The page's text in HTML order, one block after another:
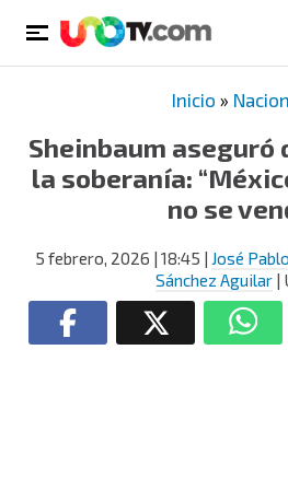
Inicio »
Sheinbaum aseguró
la soberanía:
no se
5 febrero, 2026 | 18:45 | José
Sánchez Aguilar|